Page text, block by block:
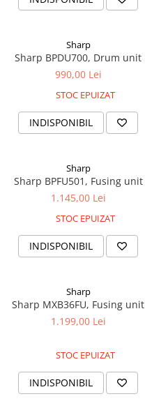
Role Casă de Marcat
Instrumente de scris
Rollere
Creioane Grafice
Rezerve Pixuri / Cerneală
Radiere
Creioane Mecanice / Mine
Linere
Penițe
Bibliorafturi
Cutii Arhivare
Alonje
Clipboard-uri
Sharp
Sharp BPDU700, Drum unit
990,00 Lei
STOC EPUIZAT
INDISPONIBIL
Sharp
Sharp BPFU501, Fusing unit
1.145,00 Lei
STOC EPUIZAT
INDISPONIBIL
Sharp
Sharp MXB36FU, Fusing unit
1.199,00 Lei
STOC EPUIZAT
INDISPONIBIL